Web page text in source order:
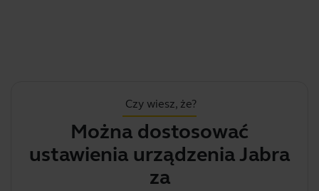
Czy wiesz, że?
Można dostosować
ustawienia urządzenia Jabra
za pomoc